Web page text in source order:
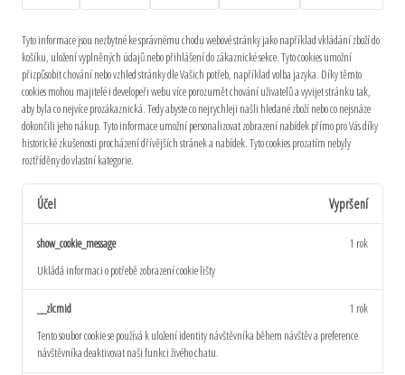
Tyto informace jsou nezbytné ke správnému chodu webové stránky jako například vkládání zboží do
košíku, uložení vyplněných údajů nebo přihlášení do zákaznické sekce.Tyto cookies umožní
přizpůsobit chování nebo vzhled stránky dle Vašich potřeb, například volba jazyka. Díky těmto
cookies mohou majitelé i developeři webu více porozumět chování uživatelů a vyvijet stránku tak,
aby byla co nejvíce prozákaznická. Tedy abyste co nejrychleji našli hledané zboží nebo co nejsnáze
dokončili jeho nákup.Tyto informace umožní personalizovat zobrazení nabídek přímo pro Vás díky
historické zkušenosti procházení dřívějších stránek a nabídek.Tyto cookies prozatím nebyly
roztříděny do vlastní kategorie.
Účel Vypršení
show_cookie_message
Ukládá informaci o potřebě zobrazení cookie lišty
1 rok
__zlcmid
Tento soubor cookie se používá k uložení identity návštěvníka během návštěv a preference
návštěvníka deaktivovat naši funkci živého chatu.
1 rok